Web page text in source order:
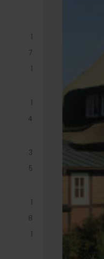
1
7
1
1
4
3
5
1
8
1